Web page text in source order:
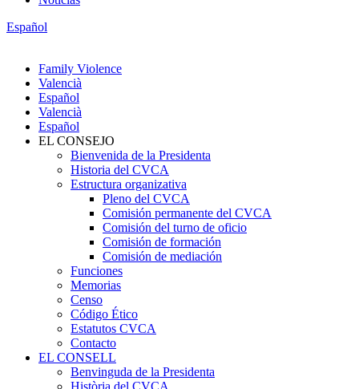
Español
Family Violence
Valencià
Español
Valencià
Español
EL CONSEJO
Bienvenida de la Presidenta
Historia del CVCA
Estructura organizativa
Pleno del CVCA
Comisión permanente del CVCA
Comisión del turno de oficio
Comisión de formación
Comisión de mediación
Funciones
Memorias
Censo
Código Ético
Estatutos CVCA
Contacto
EL CONSELL
Benvinguda de la Presidenta
Història del CVCA